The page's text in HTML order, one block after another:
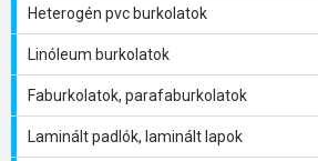
Heterogén pvc burkolatok
Linóleum burkolatok
Faburkolatok, parafaburkolatok
Laminált padlók, laminált lapok